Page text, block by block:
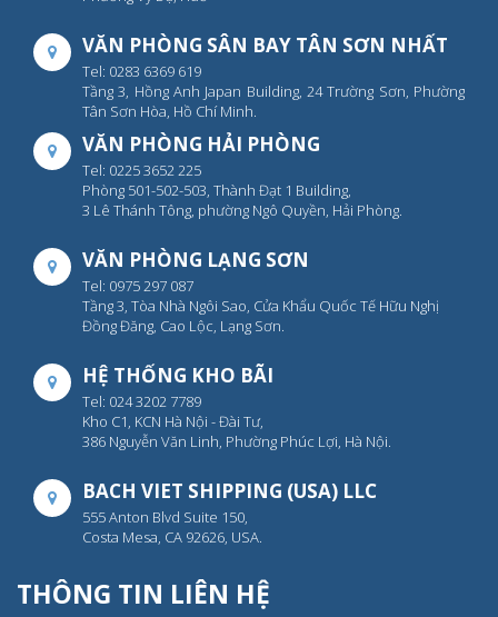
VĂN PHÒNG SÂN BAY TÂN SƠN NHẤT
Tel: 0283 6369 619
Tầng 3, Hồng Anh Japan Building, 24 Trường Sơn, Phường
Tân Sơn Hòa, Hồ Chí Minh.
VĂN PHÒNG HẢI PHÒNG
Tel: 0225 3652 225
Phòng 501-502-503, Thành Đạt 1 Building,
3 Lê Thánh Tông, phường Ngô Quyền, Hải Phòng.
VĂN PHÒNG LẠNG SƠN
Tel: 0975 297 087
Tầng 3, Tòa Nhà Ngôi Sao, Cửa Khẩu Quốc Tế Hữu Nghị
Đồng Đăng, Cao Lộc, Lạng Sơn.
HỆ THỐNG KHO BÃI
Tel: 024 3202 7789
Kho C1, KCN Hà Nội - Đài Tư,
386 Nguyễn Văn Linh, Phường Phúc Lợi, Hà Nội.
BACH VIET SHIPPING (USA) LLC
555 Anton Blvd Suite 150,
Costa Mesa, CA 92626, USA.
THÔNG TIN LIÊN HỆ